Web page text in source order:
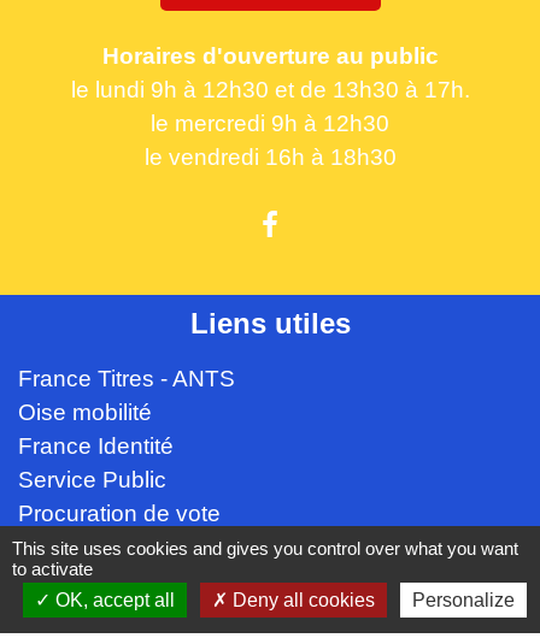
Horaires d'ouverture au public
le lundi 9h à 12h30 et de 13h30 à 17h.
le mercredi 9h à 12h30
le vendredi 16h à 18h30
Liens utiles
France Titres - ANTS
Oise mobilité
France Identité
Service Public
Procuration de vote
Partenaires institutionnels
CC Oise Picarde
This site uses cookies and gives you control over what you want
to activate
OK, accept all
Deny all cookies Personalize